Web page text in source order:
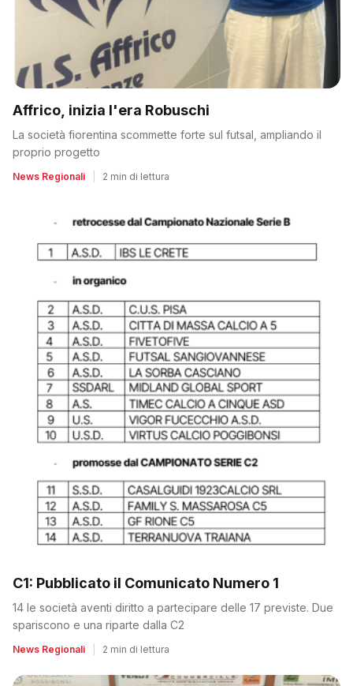
Affrico, inizia l'era Robuschi
La società fiorentina scommette forte sul futsal, ampliando il
proprio progetto
News Regionali 2 min di lettura
C1: Pubblicato il Comunicato Numero 1
14 le società aventi diritto a partecipare delle 17 previste. Due
spariscono e una riparte dalla C2
News Regionali 2 min di lettura